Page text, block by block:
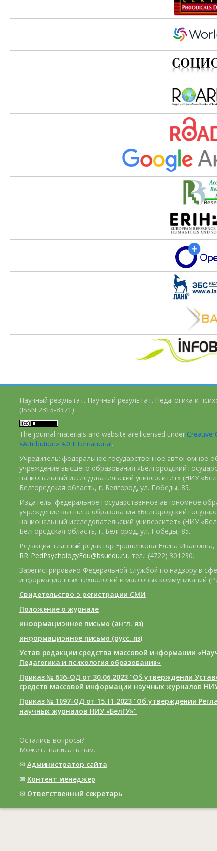
Научный результат. Научный результат. Педагогика и
(ISSN 2313-8971)
The journal materials and website are licensed under Creative
«Attribution» 4.0 International.
Учредитель: федеральное государственное автономное
учреждение высшего образования «Белгородский
национальный исследовательский университет» (НИУ
Белгородская область, г. Белгород, ул. Победы, 85.
Издатель: федеральное государственное автономное
учреждение высшего образования «Белгородский
национальный исследовательский университет» (НИУ
Белгородская область, г. Белгород, ул. Победы, 85.
Редакция: главный редактор Ерошенкова Елена Ивановна,
RR_PedPsychologyEdu@bsuedu.ru, тел.: (4722) 301280.
Зарегистрировано Федеральной службой по надзору в
информационных технологий и массовых коммуникаций
Свидетельство о регистрации СМИ
Положение о журнале
информационное письмо (англ. яз)
информационное письмо (русс. яз)
Устав редакции средства массовой информации
Педагогика и психология образования»
Приказ № 636-ОД от 30.06.2023 "Об утверждении
средств массовой информации научных журналов
Приказ № 1097-ОД от 15.11.2023 "Об утверждении
научных журналов НИУ «БелГУ»"
Остались вопросы?
Можете написать нам:
✉ Администратор сайта
✉ Контент менеджер
✉ Ответственный cекретарь